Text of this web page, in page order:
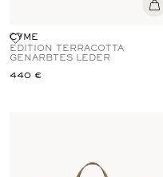
CYME
EDITION TERRACOTTA
GENARBTES LEDER
440 €